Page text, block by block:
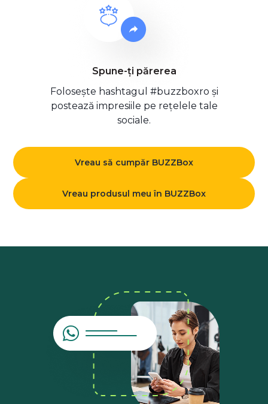
Spune-ți părerea
Folosește hashtagul #buzzboxro și
postează impresiile pe rețelele tale
sociale.
Vreau să cumpăr BUZZBox
Vreau produsul meu în BUZZBox